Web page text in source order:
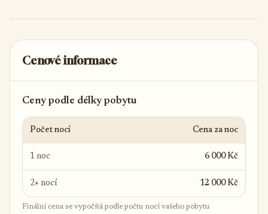
Cenové informace
Ceny podle délky pobytu
Počet nocí Cena za noc
1 noc 6 000 Kč
2+ nocí 12 000 Kč
Finální cena se vypočítá podle počtu nocí vašeho pobytu